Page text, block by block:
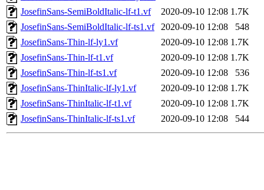
JosefinSans-SemiBoldItalic-lf-t1.vf
2020-09-10 12:08 1.7K
JosefinSans-SemiBoldItalic-lf-ts1.vf
2020-09-10 12:08
548
JosefinSans-Thin-lf-ly1.vf
2020-09-10 12:08 1.7K
JosefinSans-Thin-lf-t1.vf
2020-09-10 12:08 1.7K
JosefinSans-Thin-lf-ts1.vf
2020-09-10 12:08
536
JosefinSans-ThinItalic-lf-ly1.vf
2020-09-10 12:08 1.7K
JosefinSans-ThinItalic-lf-t1.vf
2020-09-10 12:08 1.7K
JosefinSans-ThinItalic-lf-ts1.vf
2020-09-10 12:08 544